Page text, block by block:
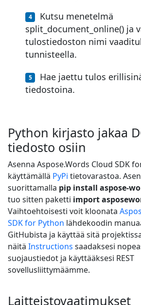
Kutsu menetelmä
split_document_online() ja
tulostiedoston nimi
tunnisteella.
Hae jaettu tulos
tiedostoina.
Python kirjasto jakaa
tiedosto osiin
Asenna Aspose.Words Cloud SDK
käyttämällä PyPi tietovarastoa.
suorittamalla pip install aspose-
tuo sitten paketti import
Vaihtoehtoisesti voit kloonata
SDK for Python lähdekoodin
GitHubista ja käyttää sitä
näitä Instructions saadaksesi
suojaustiedot ja käyttääksesi REST
sovellusliittymäämme.
Laitteistovaatimukset